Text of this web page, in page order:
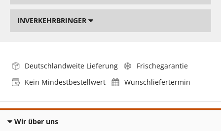
INVERKEHRBRINGER
Deutschlandweite Lieferung
Frischegarantie
Kein Mindestbestellwert
Wunschliefertermin
Wir über uns